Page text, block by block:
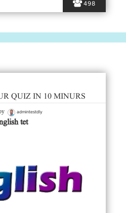
498
QUIZ IN 10 MINURS
admintestdly
tet